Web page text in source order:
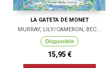
LA GATETA DE MONET
MURRAY, LILY/CAMERON, BEC...
Disponible
15,95 €